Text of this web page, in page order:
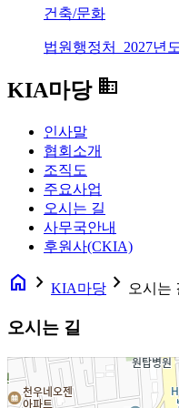
건축/문화
법원행정처_2027년
KIA마당 domain
인사말
협회소개
조직도
주요사업
오시는 길
사무국안내
후원사(CKIA)
home navigate_next KIA마당 navigate_next 오시는
오시는 길